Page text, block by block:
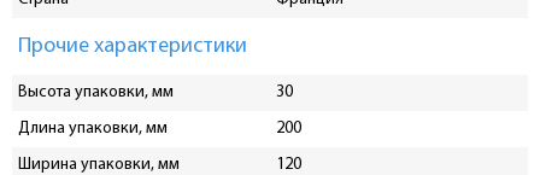
Прочие характеристики
Высота упаковки, мм
30
Длина упаковки, мм
200
Ширина упаковки, мм
120